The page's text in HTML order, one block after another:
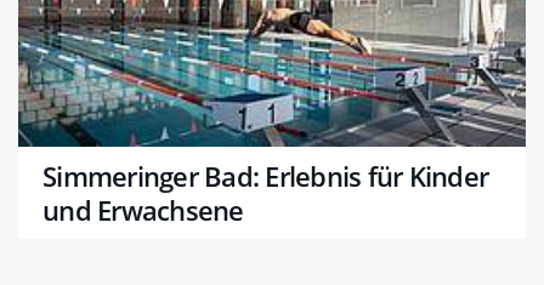
Simmeringer Bad: Erlebnis für Kinder
und Erwachsene